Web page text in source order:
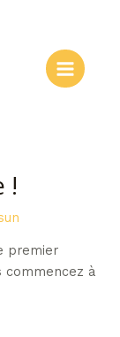
Main
!
premier
commencez à